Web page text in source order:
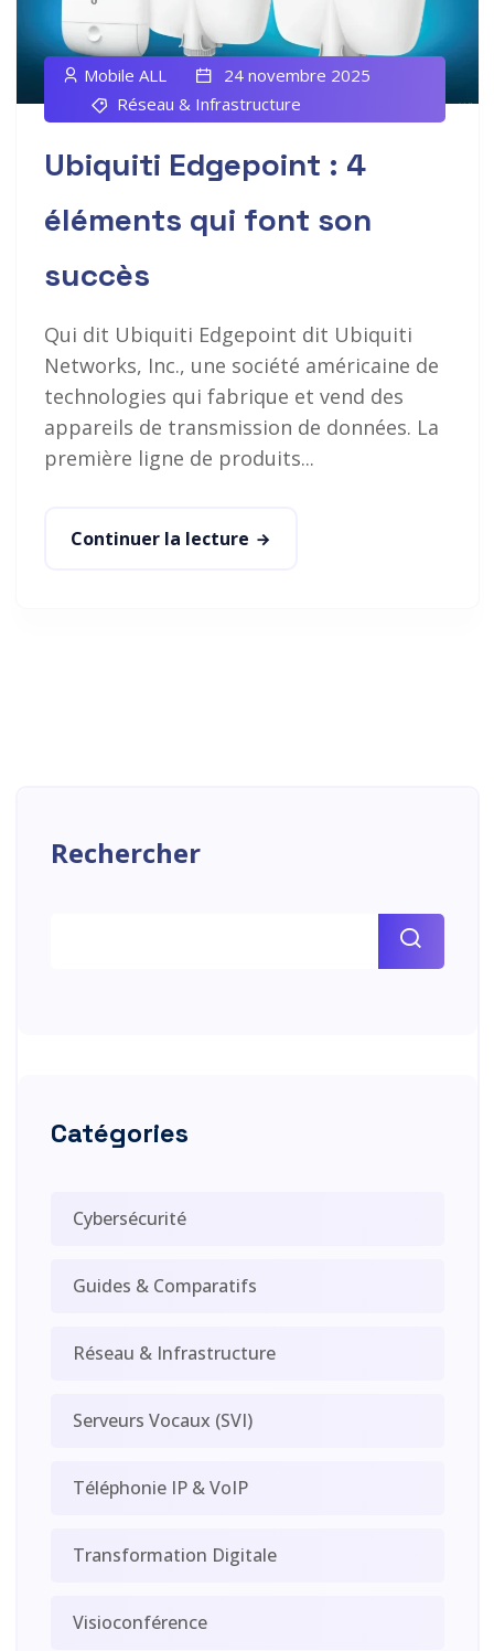
Mobile ALL
24 novembre 2025
Réseau & Infrastructure
Ubiquiti Edgepoint : 4
éléments qui font son
succès
Qui dit Ubiquiti Edgepoint dit Ubiquiti
Networks, Inc., une société américaine de
technologies qui fabrique et vend des
appareils de transmission de données. La
première ligne de produits...
Continuer la lecture
Rechercher
Catégories
Cybersécurité
Guides & Comparatifs
Réseau & Infrastructure
Serveurs Vocaux (SVI)
Téléphonie IP & VoIP
Transformation Digitale
Visioconférence